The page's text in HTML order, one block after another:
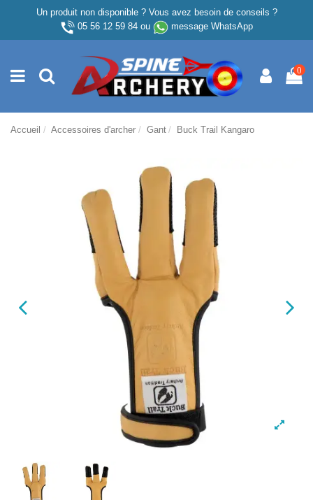
Un produit non disponible ? Vous avez besoin de conseils ?
05 56 12 59 84ou message WhatsApp
0
Accueil Accessoires d'archer Gant Buck Trail Kangaro